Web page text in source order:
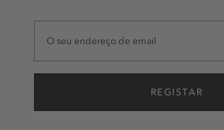
REGISTAR